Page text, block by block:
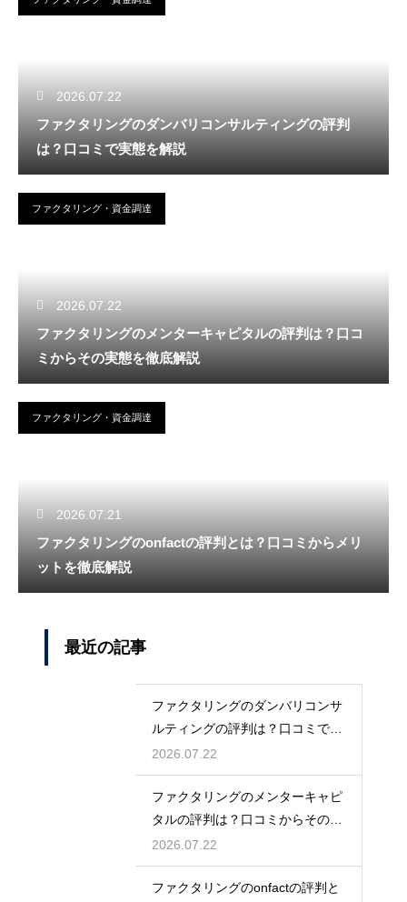
2026.07.22
ファクタリングのダンバリコンサルティングの評判
は？口コミで実態を解説
ファクタリング・資金調達
2026.07.22
ファクタリングのメンターキャピタルの評判は？口コ
ミからその実態を徹底解説
ファクタリング・資金調達
2026.07.21
ファクタリングのonfactの評判とは？口コミからメリ
ットを徹底解説
最近の記事
ファクタリングのダンバリコンサ
ルティングの評判は？口コミで実
態を解説
2026.07.22
ファクタリングのメンターキャピ
タルの評判は？口コミからその実
態を徹底解説
2026.07.22
ファクタリングのonfactの評判と